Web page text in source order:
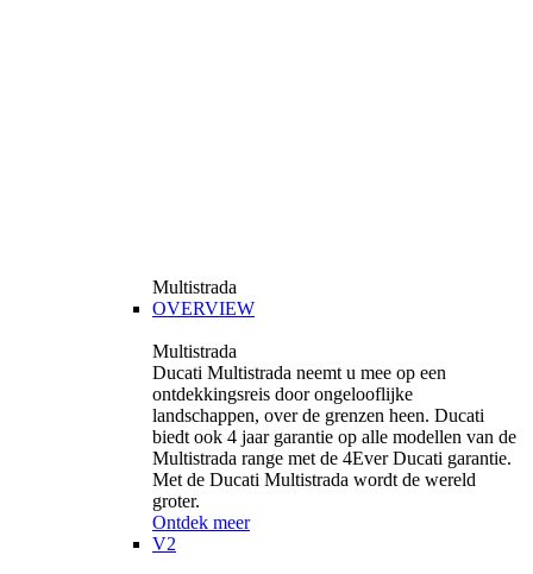
Multistrada
OVERVIEW
Multistrada
Ducati Multistrada neemt u mee op een
ontdekkingsreis door ongelooflijke
landschappen, over de grenzen heen. Ducati
biedt ook 4 jaar garantie op alle modellen van de
Multistrada range met de 4Ever Ducati garantie.
Met de Ducati Multistrada wordt de wereld
groter.
Ontdek meer
V2